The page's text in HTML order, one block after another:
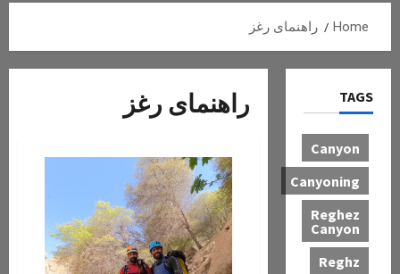
Home راهنمای رغز
راهنمای رغز TAGS
Canyon
Canyoning
Reghez
Canyon
Reghz